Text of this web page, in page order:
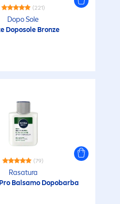
Gloss Care
Comfort
Fresh
Impact
(221)
Dopo Sole
Doposole Bronze
(79)
Rasatura
Balsamo Dopobarba